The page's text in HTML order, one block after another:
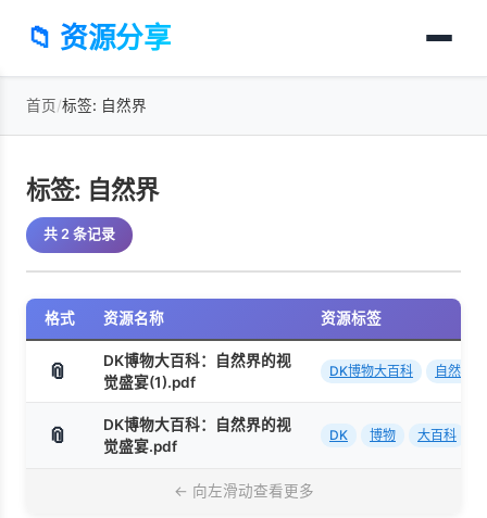
📁 资源分享
首页/标签: 自然界
标签: 自然界
共 2 条记录
格式 资源名称 资源标签
📎
DK博物大百科：自然界的视
觉盛宴(1).pdf
DK博物大百科 自然界
📎
DK博物大百科：自然界的视
觉盛宴.pdf
DK 博物 大百科